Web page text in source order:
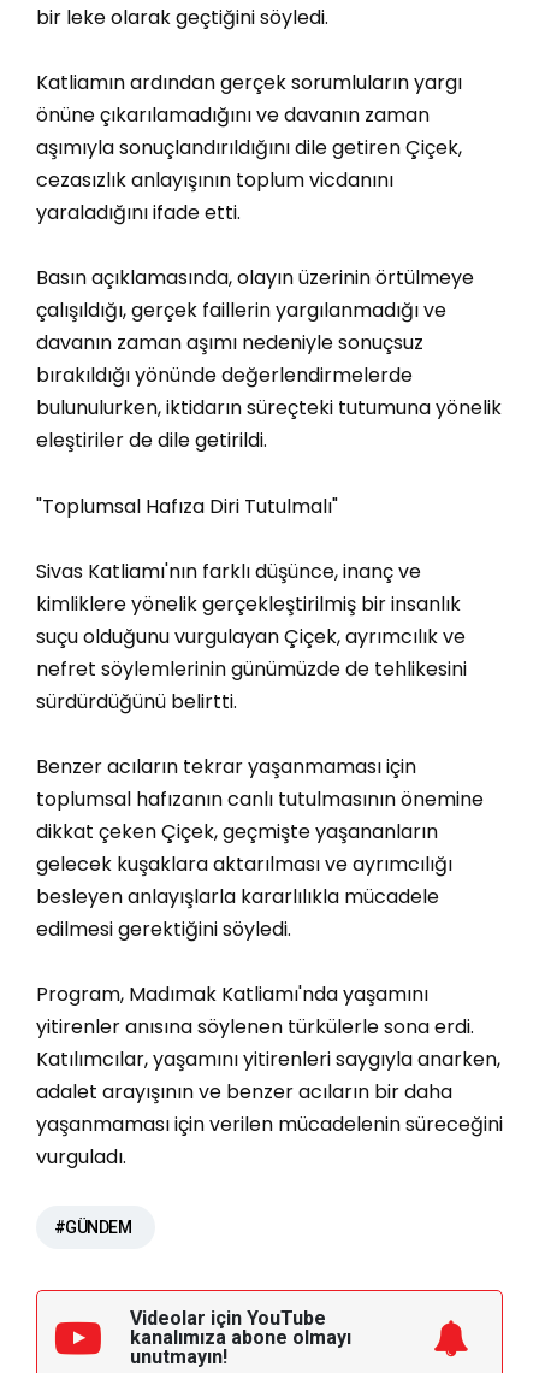
bir leke olarak geçtiğini söyledi.
Katliamın ardından gerçek sorumluların yargı
önüne çıkarılamadığını ve davanın zaman
aşımıyla sonuçlandırıldığını dile getiren Çiçek,
cezasızlık anlayışının toplum vicdanını
yaraladığını ifade etti.
Basın açıklamasında, olayın üzerinin örtülmeye
çalışıldığı, gerçek faillerin yargılanmadığı ve
davanın zaman aşımı nedeniyle sonuçsuz
bırakıldığı yönünde değerlendirmelerde
bulunulurken, iktidarın süreçteki tutumuna yönelik
eleştiriler de dile getirildi.
"Toplumsal Hafıza Diri Tutulmalı"
Sivas Katliamı'nın farklı düşünce, inanç ve
kimliklere yönelik gerçekleştirilmiş bir insanlık
suçu olduğunu vurgulayan Çiçek, ayrımcılık ve
nefret söylemlerinin günümüzde de tehlikesini
sürdürdüğünü belirtti.
Benzer acıların tekrar yaşanmaması için
toplumsal hafızanın canlı tutulmasının önemine
dikkat çeken Çiçek, geçmişte yaşananların
gelecek kuşaklara aktarılması ve ayrımcılığı
besleyen anlayışlarla kararlılıkla mücadele
edilmesi gerektiğini söyledi.
Program, Madımak Katliamı'nda yaşamını
yitirenler anısına söylenen türkülerle sona erdi.
Katılımcılar, yaşamını yitirenleri saygıyla anarken,
adalet arayışının ve benzer acıların bir daha
yaşanmaması için verilen mücadelenin süreceğini
vurguladı.
#GÜNDEM
Videolar için YouTube
kanalımıza abone olmayı
unutmayın!